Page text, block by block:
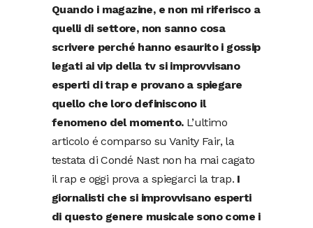
Quando i magazine, e non mi riferisco a
quelli di settore, non sanno cosa
scrivere perché hanno esaurito i gossip
legati ai vip della tv si improvvisano
esperti di trap e provano a spiegare
quello che loro definiscono il
fenomeno del momento.L’ultimo
articolo é comparso su Vanity Fair, la
testata di Condé Nast non ha mai cagato
il rap e oggi prova a spiegarci la trap. I
giornalisti che si improvvisano esperti
di questo genere musicale sono come i